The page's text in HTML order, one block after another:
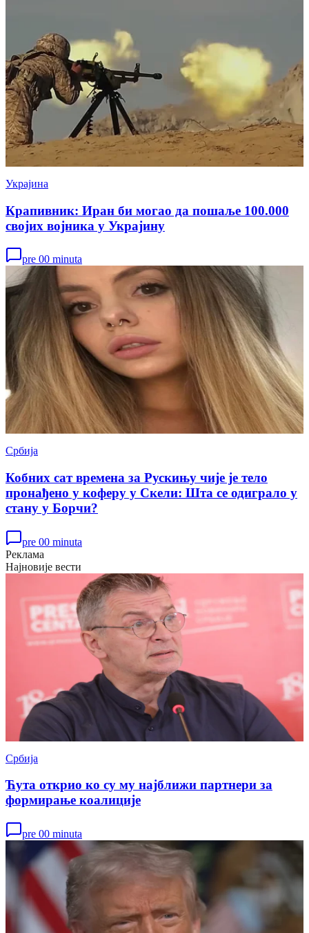
Украјина
Крапивник: Иран би могао да пошаље 100.000
својих војника у Украјину
pre 00 minuta
Србија
Кобних сат времена за Рускињу чије је тело
пронађено у коферу у Скели: Шта се одиграло у
стану у Борчи?
pre 00 minuta
Реклама
Најновије вести
Србија
Ћута открио ко су му најближи партнери за
формирање коалиције
pre 00 minuta